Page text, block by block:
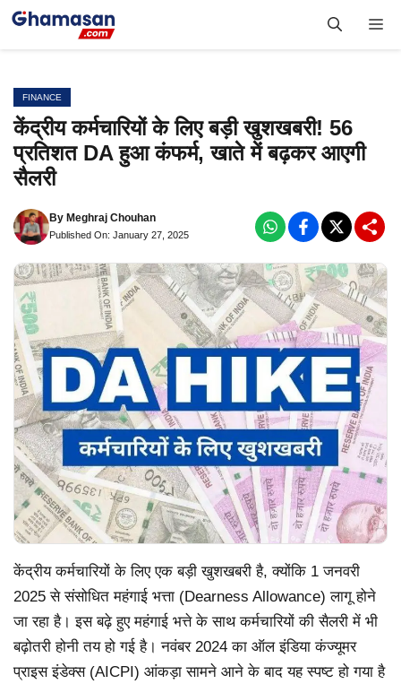
Skip
FINANCE
केंद्रीय कर्मचारियों के लिए बड़ी खुशखबरी! 56
प्रतिशत DA हुआ कंफर्म, खाते में बढ़कर आएगी
सैलरी
By Meghraj Chouhan
Published On: January 27, 2025
केंद्रीय कर्मचारियों के लिए एक बड़ी खुशखबरी है, क्योंकि 1 जनवरी
2025 से संसोधित महंगाई भत्ता (Dearness Allowance) लागू होने
जा रहा है। इस बढ़े हुए महंगाई भत्ते के साथ कर्मचारियों की सैलरी में भी
बढ़ोतरी होनी तय हो गई है। नवंबर 2024 का ऑल इंडिया कंज्यूमर
प्राइस इंडेक्स (AICPI) आंकड़ा सामने आने के बाद यह स्पष्ट हो गया है